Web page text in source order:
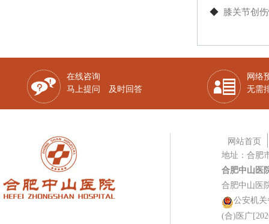
◆ 膝关节创
在线咨询
马上提问 及时回答
网络
无需
网站首页
地址：合肥
合肥中山医
合肥中山医
公安机关
(合)医广